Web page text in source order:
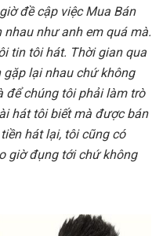
đề cập việc Mua Bán
như anh em quá mà.
tin tôi hát. Thời gian qua
lại nhau chứ không
để chúng tôi phải làm trò
hát tôi biết mà được bán
hát lại, tôi cũng có
giờ đụng tới chứ không